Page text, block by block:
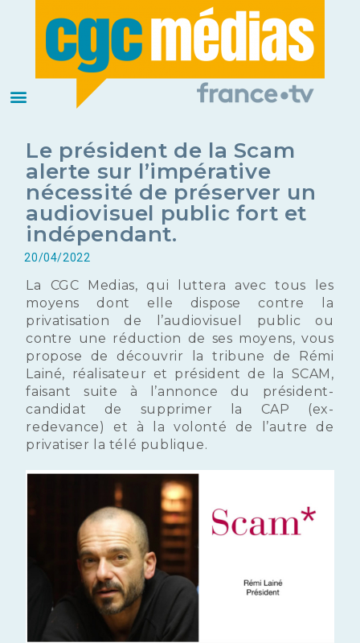
Le président de la Scam
alerte sur l’impérative
nécessité de préserver un
audiovisuel public fort et
indépendant.
20/04/2022
La CGC Medias, qui luttera avec tous les
moyens dont elle dispose contre la
privatisation de l’audiovisuel public ou
contre une réduction de ses moyens, vous
propose de découvrir la tribune de Rémi
Lainé, réalisateur et président de la SCAM,
faisant suite à l’annonce du président-
candidat de supprimer la CAP (ex-
redevance) et à la volonté de l’autre de
privatiser la télé publique.